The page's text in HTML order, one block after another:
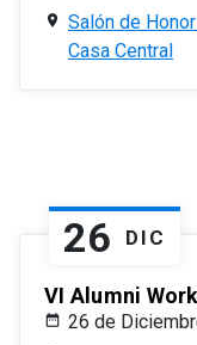
Salón de
Casa Central
26 DIC
VI Alumni
26 de